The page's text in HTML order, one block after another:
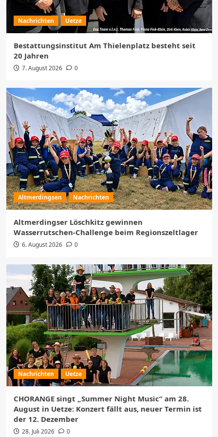
von „Summer in the City“
Nacht der 1.000 Lichter im
5
Eltze Veranstaltungen
Schützen- und Volksfest Eltze feiert das
800-jährige Dorfjubiläum
Nachrichten Uetze
Bestattungsinstitut Am Thielenplatz besteht seit
20 Jahren
7. August 2026 0
Altmerdingsen Nachrichten
Altmerdingser Löschkitz gewinnen
Wasserrutschen-Challenge beim Regionszeltlager
6. August 2026 0
Nachrichten Uetze
CHORANGE singt „Summer Night Music“ am 28.
August in Uetze: Konzert fällt aus, neuer Termin ist
der 12. Dezember
28. Juli 2026 0